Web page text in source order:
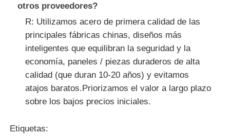
otros proveedores?
R: Utilizamos acero de primera calidad de las
principales fábricas chinas, diseños más
inteligentes que equilibran la seguridad y la
economía, paneles / piezas duraderos de alta
calidad (que duran 10-20 años) y evitamos
atajos baratos.Priorizamos el valor a largo plazo
sobre los bajos precios iniciales.
Etiquetas: